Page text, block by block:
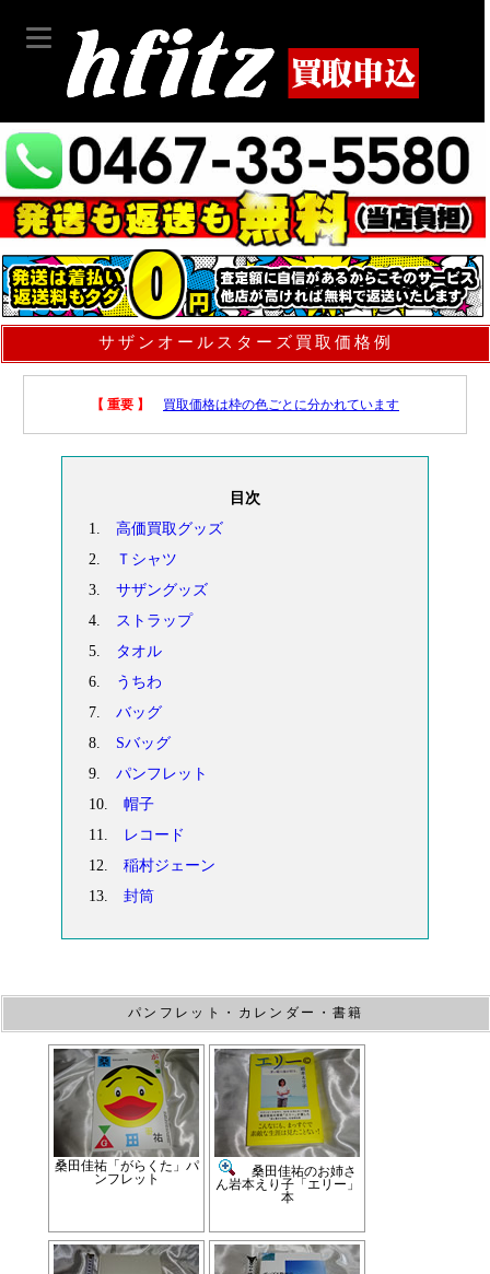
サザンオールスターズ買取価格例
【 重要 】 買取価格は枠の色ごとに分かれています
目次
1. 高価買取グッズ
2.
Ｔシャツ
3. サザングッズ
4. ストラップ
5.
タオル
6.
うちわ
7. バッグ
8. Sバッグ
9. パンフレット
10. 帽子
11.
レコード
12. 稲村ジェーン
13. 封筒
パンフレット・カレンダー・書籍
桑田佳祐「がらくた」パ
ンフレット
桑田佳祐のお姉さ
ん岩本えり子「エリー」
本